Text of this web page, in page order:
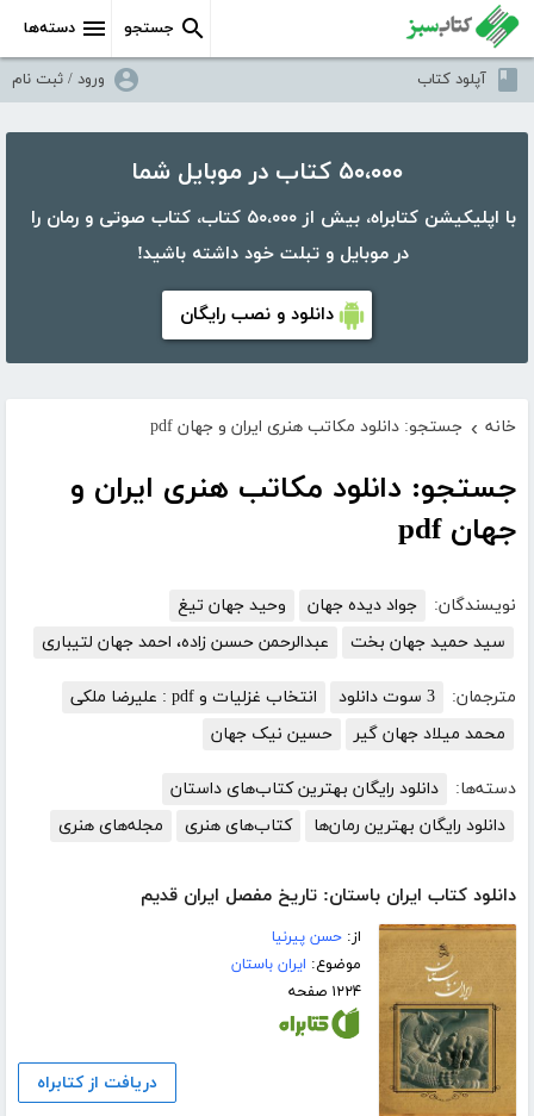
دسته‌ها جستجو
آپلود کتاب ورود / ثبت نام
۵۰،۰۰۰ کتاب در موبایل شما
با اپلیکیشن کتابراه، بیش از ۵۰،۰۰۰ کتاب، کتاب صوتی و رمان را
در موبایل و تبلت خود داشته باشید!
دانلود و نصب رایگان
خانه › جستجو: دانلود مکاتب هنری ایران و جهان pdf
جستجو: دانلود مکاتب هنری ایران و
جهان pdf
نویسندگان: جواد دیده جهان
وحید جهان تیغ
سید حمید جهان بخت
عبدالرحمن حسىن زاده، احمد جهان لتیبارى
مترجمان: 3 سوت دانلود
انتخاب غزلیات و pdf : علیرضا ملکی
محمد میلاد جهان گیر
حسین نیک جهان
دسته‌ها:
دانلود رایگان بهترین کتاب‌های داستان
دانلود رایگان بهترین رمان‌ها
کتاب‌های هنری مجله‌های هنری
دانلود کتاب ایران باستان: تاریخ مفصل ایران قدیم
از:حسن پیرنیا
موضوع: ایران باستان
۱۲۲۴ صفحه
دریافت از کتابراه